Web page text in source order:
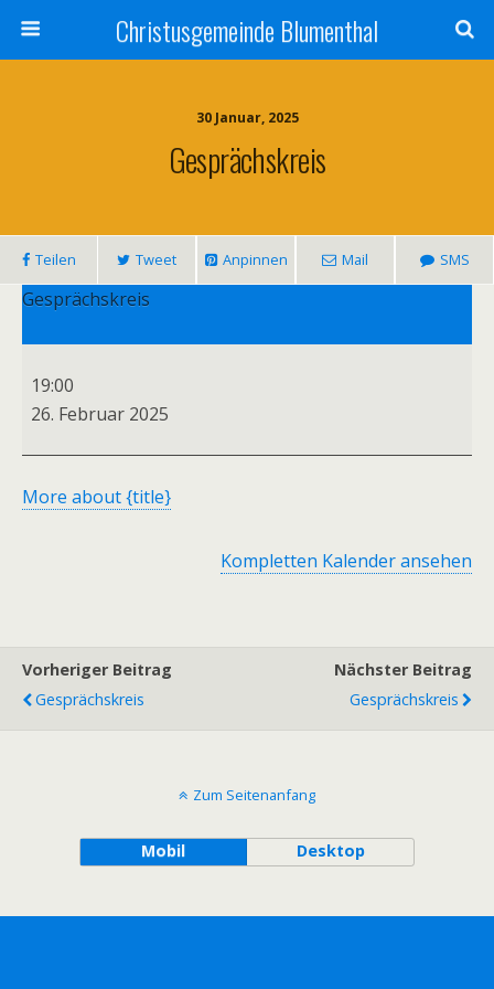
Christusgemeinde Blumenthal
30 Januar, 2025
Gesprächskreis
Teilen Tweet Anpinnen Mail SMS
Gesprächskreis
19:00
26. Februar 2025
More about {title}
Kompletten Kalender ansehen
Vorheriger Beitrag
Gesprächskreis
Nächster Beitrag
Gesprächskreis
Zum Seitenanfang
Mobil Desktop